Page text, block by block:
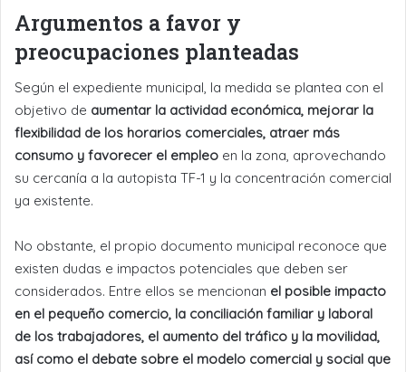
Argumentos a favor y
preocupaciones planteadas
Según el expediente municipal, la medida se plantea con el
objetivo de aumentar la actividad económica, mejorar la
flexibilidad de los horarios comerciales, atraer más
consumo y favorecer el empleo en la zona, aprovechando
su cercanía a la autopista TF-1 y la concentración comercial
ya existente.
No obstante, el propio documento municipal reconoce que
existen dudas e impactos potenciales que deben ser
considerados. Entre ellos se mencionan el posible impacto
en el pequeño comercio, la conciliación familiar y laboral
de los trabajadores, el aumento del tráfico y la movilidad,
así como el debate sobre el modelo comercial y social que